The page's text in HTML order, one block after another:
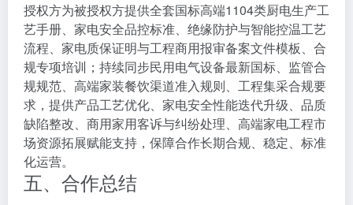
授权方为被授权方提供全套国标高端1104类厨电生产工
艺手册、家电安全品控标准、绝缘防护与智能控温工艺
流程、家电质保证明与工程商用报审备案文件模板、合
规专项培训；持续同步民用电气设备最新国标、监管合
规规范、高端家装餐饮渠道准入规则、工程集采合规要
求，提供产品工艺优化、家电安全性能迭代升级、品质
缺陷整改、商用家用客诉与纠纷处理、高端家电工程市
场资源拓展赋能支持，保障合作长期合规、稳定、标准
化运营。
五、合作总结